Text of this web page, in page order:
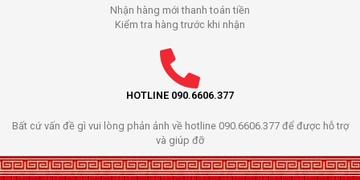
Nhận hàng mới thanh toán tiền
Kiểm tra hàng trước khi nhận
HOTLINE 090.6606.377
Bất cứ vấn đề gì vui lòng phản ảnh về hotline 090.6606.377 để được hỗ trợ
và giúp đỡ